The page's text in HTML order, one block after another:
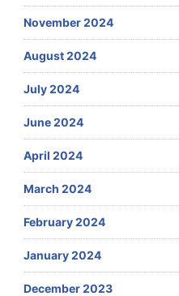
November 2024
August 2024
July 2024
June 2024
April 2024
March 2024
February 2024
January 2024
December 2023